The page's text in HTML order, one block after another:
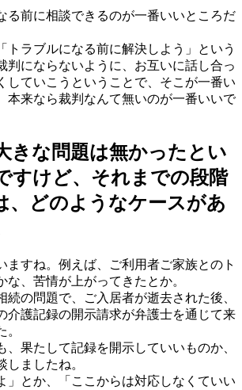
る前に相談できるのが一番いいところだ
トラブルになる前に解決しよう」という
判にならないように、お互いに話し合っ
していこうということで、そこが一番い
本来なら裁判なんて無いのが一番いいで
きな問題は無かったとい
すけど、それまでの段階
、どのようなケースがあ
ますね。例えば、ご利用者ご家族とのト
な、苦情が上がってきたとか。
続の問題で、ご入居者が逝去された後、
介護記録の開示請求が弁護士を通じて来
、果たして記録を開示していいものか、
しましたね。
」とか、「ここからは対応しなくていい